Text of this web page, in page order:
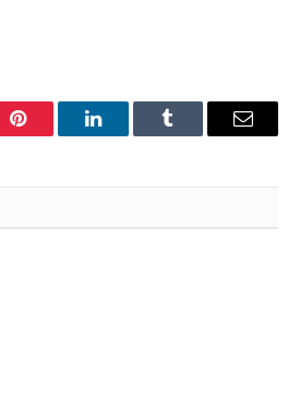
Pinterest LinkedInTumblr Email